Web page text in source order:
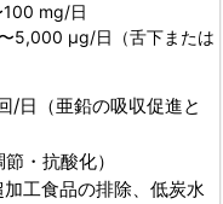
mg/日
µg/日（舌下または
日（亜鉛の吸収促進と
・抗酸化）
工食品の排除、低炭水